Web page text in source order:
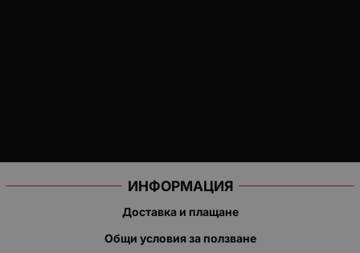
ИНФОРМАЦИЯ
Доставка и плащане
Общи условия за ползване